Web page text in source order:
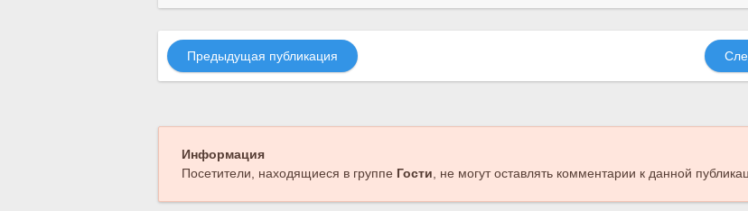
Предыдущая публикация
Информация
Посетители, находящиеся в группе Гости , не могут оставлять комментарии к данной